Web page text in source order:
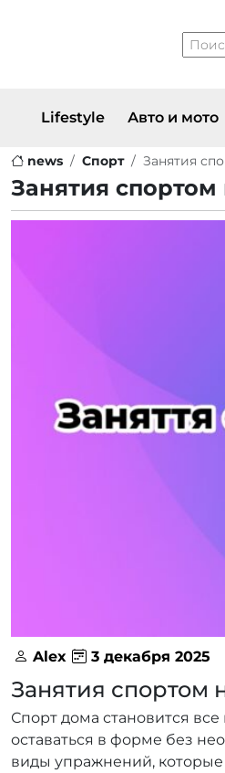
Lifestyle Авто и мото
news Спорт Занятия
Занятия
Alex 3 декабря 2025
Занятия спортом
Спорт дома становится
оставаться в форме без
виды упражнений,